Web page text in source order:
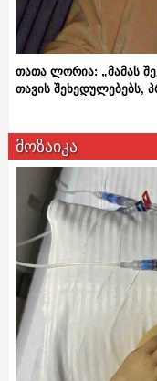
თათა ლორია: „მამას
თავის შეხედულებებს,
მოზაიკა